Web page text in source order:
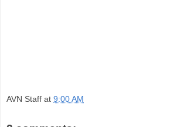
AVN Staff at 9:00 AM